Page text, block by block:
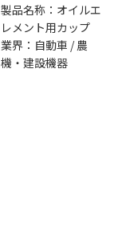
製品名称：オイルエ
レメント用カップ
業界：自動車 / 農
機・建設機器